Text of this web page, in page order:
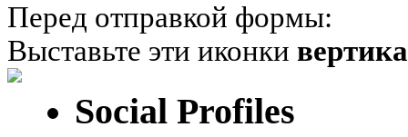
Перед отправкой формы:
Выставьте эти иконки
Social Profiles